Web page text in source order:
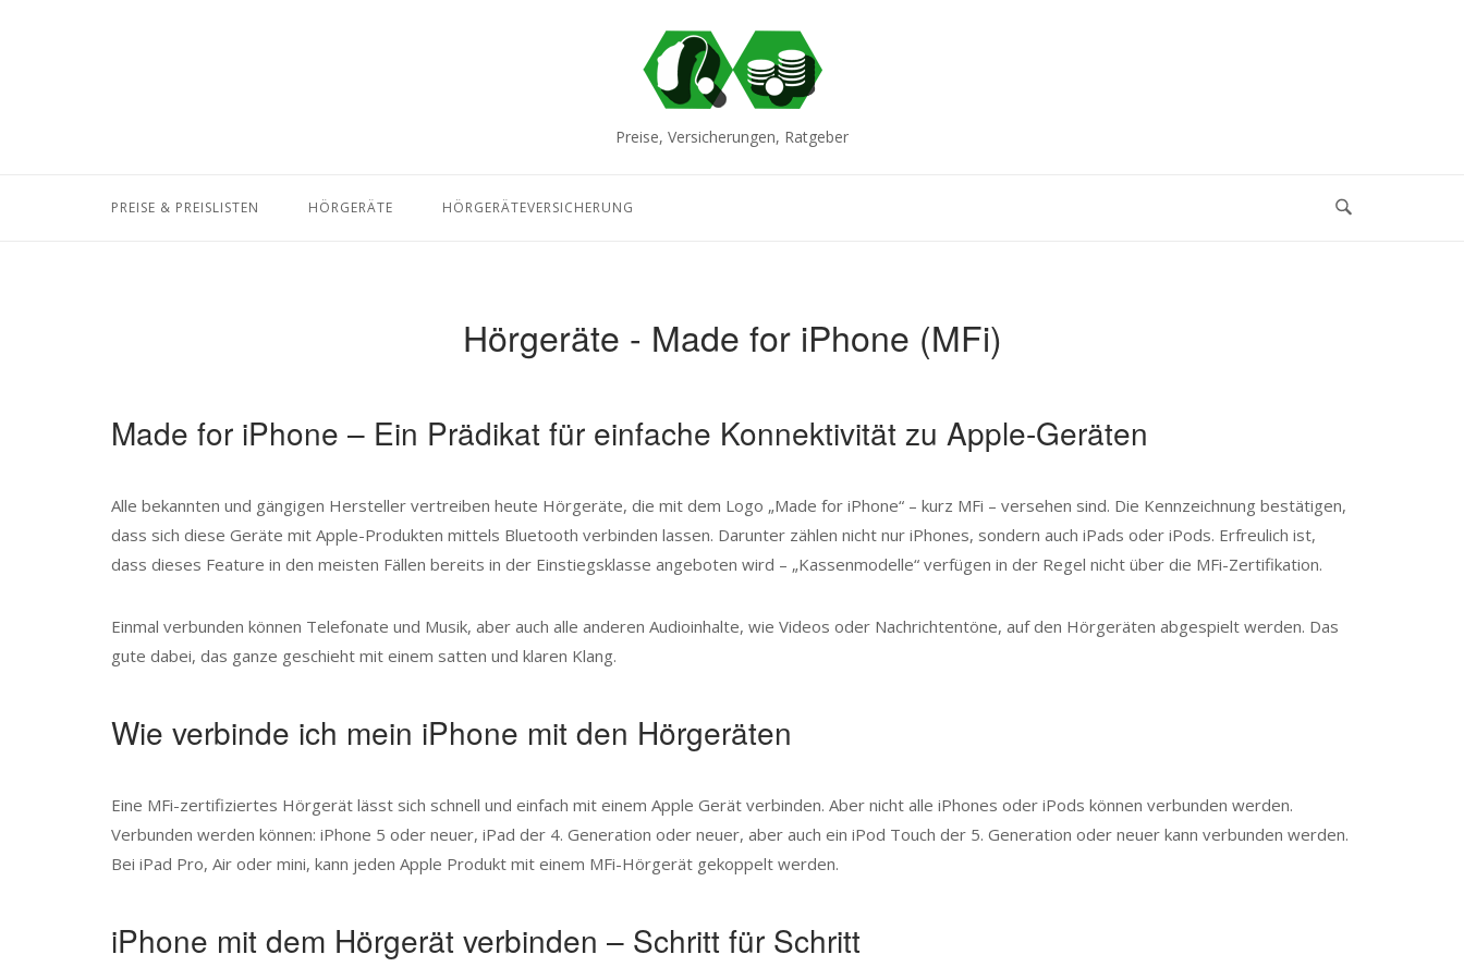
Home
Preise, Versicherungen, Ratgeber
PREISE & PREISLISTEN HÖRGERÄTE HÖRGERÄTEVERSICHERUNG
Hörgeräte - Made for iPhone (MFi)
Made for iPhone – Ein Prädikat für einfache Konnektivität zu Apple-Geräten
Alle bekannten und gängigen Hersteller vertreiben heute Hörgeräte, die mit dem Logo „Made for iPhone“ – kurz MFi – versehen sind. Die Kennzeichnung bestätigen,
dass sich diese Geräte mit Apple-Produkten mittels Bluetooth verbinden lassen. Darunter zählen nicht nur iPhones, sondern auch iPads oder iPods. Erfreulich ist,
dass dieses Feature in den meisten Fällen bereits in der Einstiegsklasse angeboten wird – „Kassenmodelle“ verfügen in der Regel nicht über die MFi-Zertifikation.
Einmal verbunden können Telefonate und Musik, aber auch alle anderen Audioinhalte, wie Videos oder Nachrichtentöne, auf den Hörgeräten abgespielt werden. Das
gute dabei, das ganze geschieht mit einem satten und klaren Klang.
Wie verbinde ich mein iPhone mit den Hörgeräten
Eine MFi-zertifiziertes Hörgerät lässt sich schnell und einfach mit einem Apple Gerät verbinden. Aber nicht alle iPhones oder iPods können verbunden werden.
Verbunden werden können: iPhone 5 oder neuer, iPad der 4. Generation oder neuer, aber auch ein iPod Touch der 5. Generation oder neuer kann verbunden werden.
Bei iPad Pro, Air oder mini, kann jeden Apple Produkt mit einem MFi-Hörgerät gekoppelt werden.
iPhone mit dem Hörgerät verbinden – Schritt für Schritt